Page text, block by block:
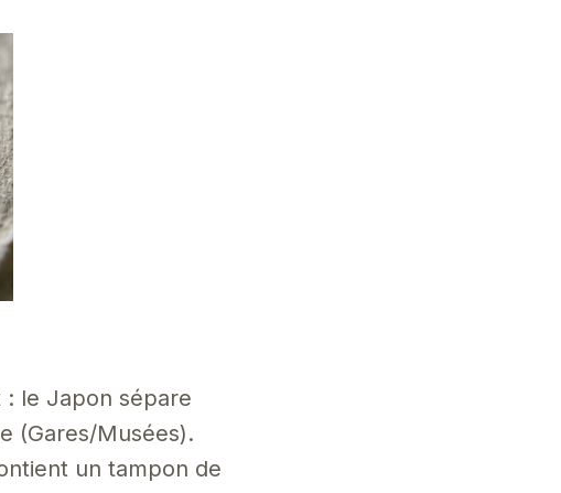
: le Japon sépare
(Gares/Musées).
un tampon de